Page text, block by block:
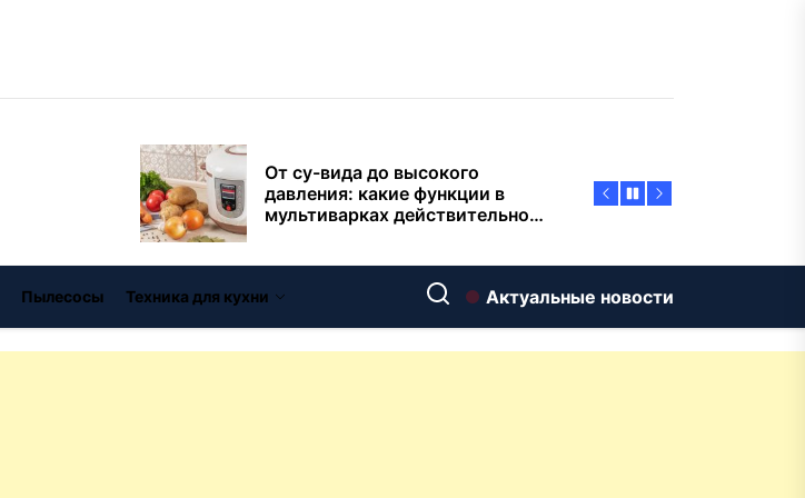
давления: какие функции в
переплачиват
Современный интерьер: как
вписать классическую
чугунную ванну Goldman в
Газодровяные печи в Астане:
выбираем между
Пылесосы Техника для кухни Актуальные новости